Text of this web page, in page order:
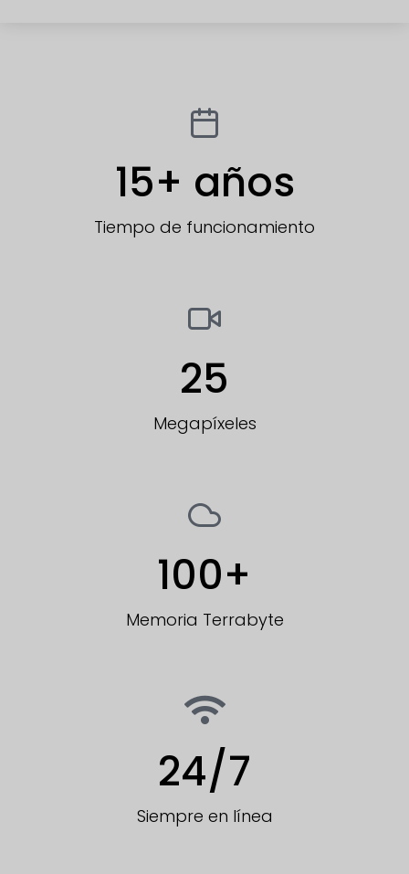
Tiempo de funcionamiento
15+ años
Megapíxeles
25
Memoria Terrabyte
100+
Siempre en línea
24/7